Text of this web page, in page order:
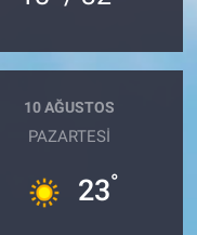
10 AĞUSTOS
PAZARTESI
23°